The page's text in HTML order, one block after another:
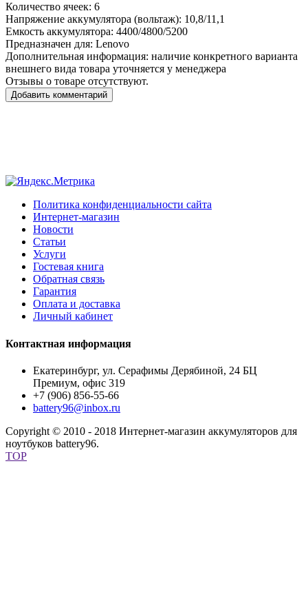
Количество ячеек: 6
Напряжение аккумулятора (вольтаж): 10,8/11,1
Емкость аккумулятора: 4400/4800/5200
Предназначен для: Lenovo
Дополнительная информация: наличие конкретного варианта
внешнего вида товара уточняется у менеджера
Отзывы о товаре отсутствуют.
Добавить комментарий
Политика конфиденциальности сайта
Интернет-магазин
Новости
Статьи
Услуги
Гостевая книга
Обратная связь
Гарантия
Оплата и доставка
Личный кабинет
Контактная информация
Екатеринбург, ул. Серафимы Дерябиной, 24 БЦ
Премиум, офис 319
+7 (906) 856-55-66
battery96@inbox.ru
Copyright © 2010 - 2018 Интернет-магазин аккумуляторов для
ноутбуков battery96.
TOP